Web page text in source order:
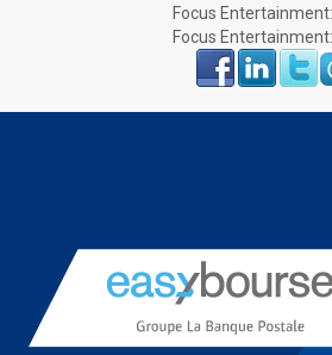
Focus
Focus
Face
book
LinkIn Twitter